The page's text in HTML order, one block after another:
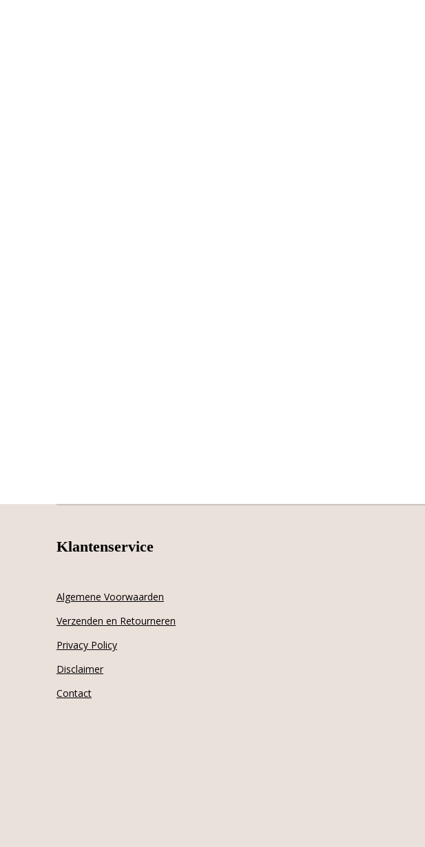
Klantenservice
Algemene Voorwaarden
Verzenden en Retourneren
Privacy Policy
Disclaimer
Contact